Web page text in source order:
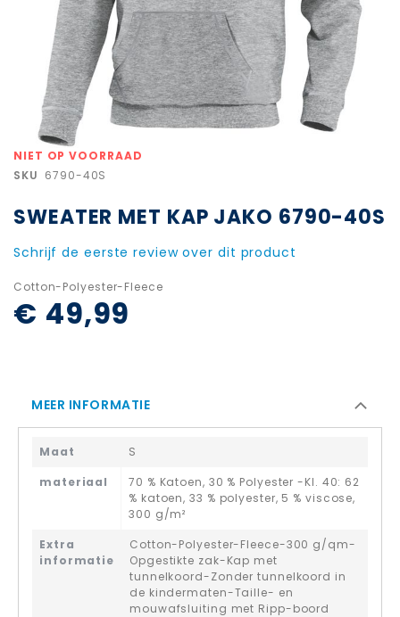
NIET OP VOORRAAD
SKU 6790-40S
SWEATER MET KAP JAKO 6790-40S
Schrijf de eerste review over dit product
Cotton-Polyester-Fleece
€ 49,99
Ga
naar
van
afbeeldingen-
MEER INFORMATIE
Maat
S
materiaal
70 % Katoen, 30 % Polyester -Kl. 40: 62
% katoen, 33 % polyester, 5 % viscose,
300 g/m²
Extra
informatie
Cotton-Polyester-Fleece-300 g/qm-
Opgestikte zak-Kap met
tunnelkoord-Zonder tunnelkoord in
de kindermaten-Taille- en
mouwafsluiting met Ripp-boord